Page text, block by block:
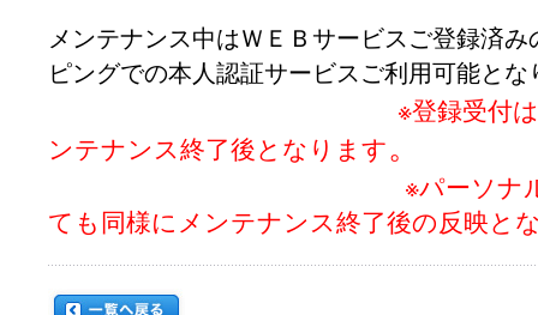
メンテナンス中はＷＥＢサービスご登録済
ピングでの本人認証サービスご利用可能とな
※登録受付
ンテナンス終了後となります 。
※パーソナ
ても同様にメンテナンス終了後の反映と